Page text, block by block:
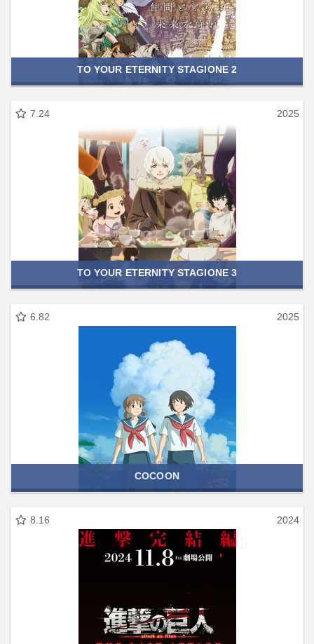
TO YOUR ETERNITY STAGIONE 2
7.24 2025
TO YOUR ETERNITY STAGIONE 3
6.82 2025
COCOON
8.16 2024